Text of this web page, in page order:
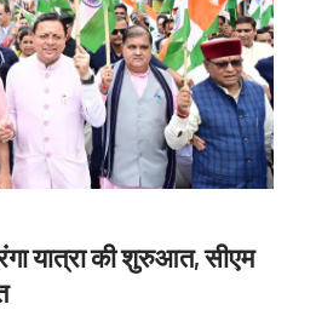
यात्रा की शुरुआत, सीएम